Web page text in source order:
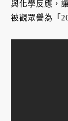
與化學反應，
被觀眾譽為「